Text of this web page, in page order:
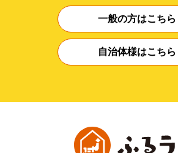
一般の方はこちら
自治体様はこちら